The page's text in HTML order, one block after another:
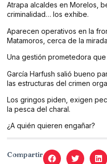
Atrapa alcaldes en Morelos,
criminalidad… los exhibe.
Aparecen operativos en la
Matamoros, cerca de la
Una gestión prometedora
García Harfush salió bueno
las estructuras del crimen
Los gringos piden, exigen
la pesca del charal.
¿A quién quieren engañar?
Compartir